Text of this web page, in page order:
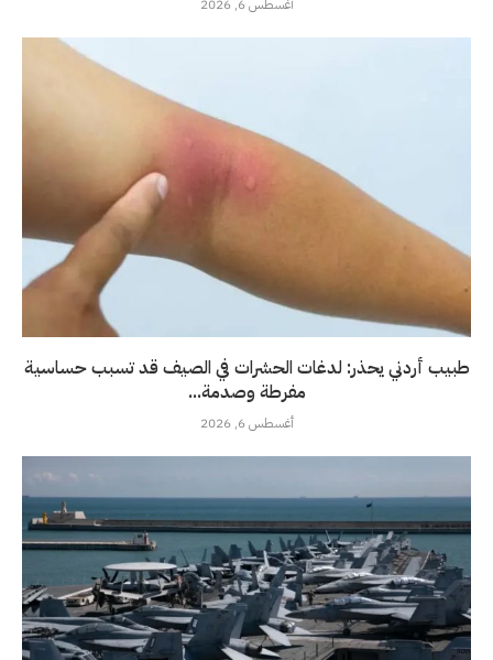
أغسطس 6, 2026
طبيب أردني يحذر: لدغات الحشرات في الصيف قد تسبب حساسية
مفرطة وصدمة...
أغسطس 6, 2026